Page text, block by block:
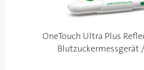
OneTouch Ultra Plus
Blutzuckermessgerät